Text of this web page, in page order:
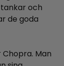
och
de goda
Man